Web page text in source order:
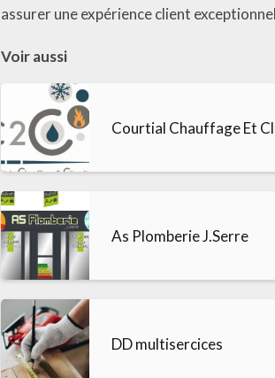
assurer une expérience client
Voir aussi
Courtial Chauffage Et
As Plomberie J.Serre
DD multisercices